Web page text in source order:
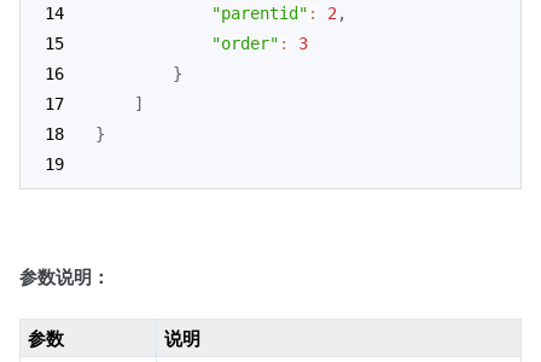
"parentid" : 2 ,
"order" :
3
}
]
}
参数说明：
参数
说明